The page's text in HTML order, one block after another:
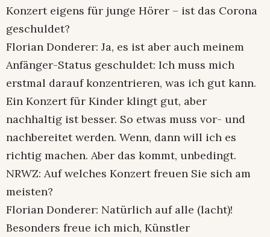
Konzert eigens für junge Hörer – ist das Corona
geschuldet?
Florian Donderer: Ja, es ist aber auch meinem
Anfänger-Status geschuldet: Ich muss mich
erstmal darauf konzentrieren, was ich gut kann.
Ein Konzert für Kinder klingt gut, aber
nachhaltig ist besser. So etwas muss vor- und
nachbereitet werden. Wenn, dann will ich es
richtig machen. Aber das kommt, unbedingt.
NRWZ: Auf welches Konzert freuen Sie sich am
meisten?
Florian Donderer: Natürlich auf alle (lacht)!
Besonders freue ich mich, Künstler